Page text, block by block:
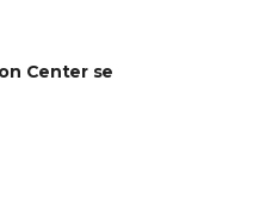
Center se